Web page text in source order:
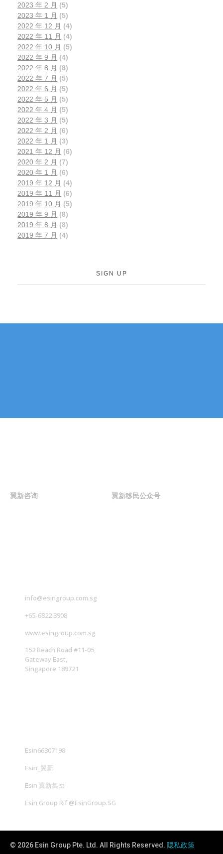
2023 年 2 月 (5)
2023 年 1 月 (5)
2022 年 12 月 (4)
2022 年 11 月 (4)
2022 年 10 月 (5)
2022 年 9 月 (4)
2022 年 8 月 (8)
2022 年 7 月 (5)
2022 年 6 月 (5)
2022 年 5 月 (5)
2022 年 4 月 (5)
2022 年 3 月 (5)
2022 年 2 月 (6)
2022 年 1 月 (3)
2021 年 12 月 (6)
2020 年 2 月 (7)
2020 年 1 月 (6)
2019 年 12 月 (4)
2019 年 11 月 (6)
2019 年 10 月 (5)
2019 年 9 月 (8)
2019 年 8 月 (8)
2019 年 7 月 (4)
SIGN UP
翼新咨询 翼新移民公众号
info@esingroup.com.sg
+65-6822 3908
www.esingroup.com.sg
152 Beach Road #11-05,
Gateway East,
Singapore 189721
Esin66307198
Esin_翼新
Esin 翼新集団
Esin Group Rif @EsinGroup.SG
© 2026 Esin Group Pte. Ltd. All Rights Reserved. 隠私政策